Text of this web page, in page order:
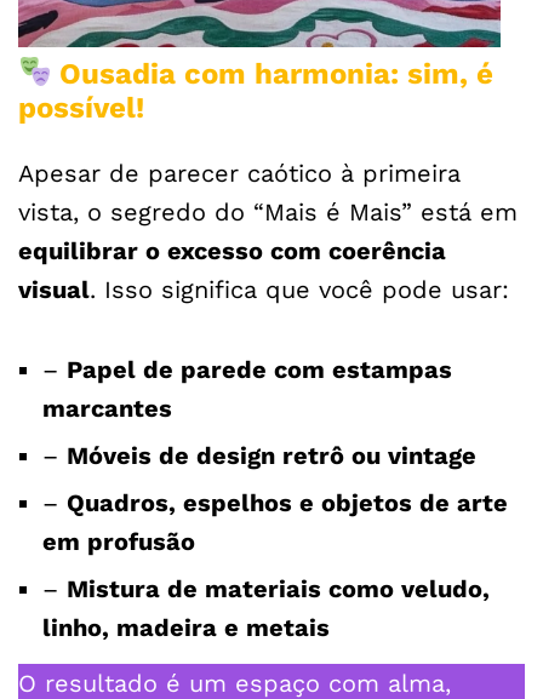
Ousadia com harmonia: sim, é
possível!
Apesar de parecer caótico à primeira
vista, o segredo do “Mais é Mais” está em
equilibrar o excesso com coerência
visual. Isso significa que você pode usar:
– Papel de parede com estampas
marcantes
– Móveis de design retrô ou vintage
– Quadros, espelhos e objetos de arte
em profusão
– Mistura de materiais como veludo,
linho, madeira e metais
O resultado é um espaço com alma,